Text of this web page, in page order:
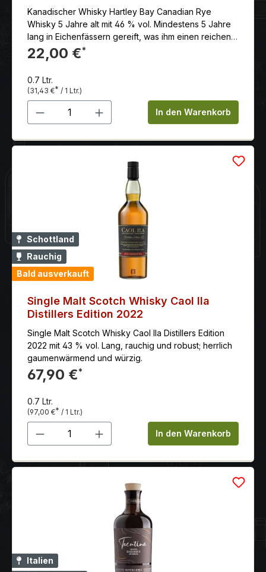
Kanadischer Whisky Hartley Bay Canadian Rye
Whisky 5 Jahre alt mit 46 % vol. Mindestens 5 Jahre
lang in Eichenfässern gereift, was ihm einen reichen,
komplexen Geschmack und ein angenehmes Aroma
verleiht.
22,00 €*
0.7 Ltr.
(31,43 €* / 1 Ltr.)
Produkt Anzahl: Gib denIn den Warenkorb
Schottland
Rauchig
Bald ausverkauft
Single Malt Scotch Whisky Caol Ila
Distillers Edition 2022
Single Malt Scotch Whisky Caol Ila Distillers Edition
2022 mit 43 % vol. Lang, rauchig und robust; herrlich
gaumenwärmend und würzig.
67,90 €*
0.7 Ltr.
(97,00 €* / 1 Ltr.)
Produkt Anzahl: Gib denIn den Warenkorb
Italien